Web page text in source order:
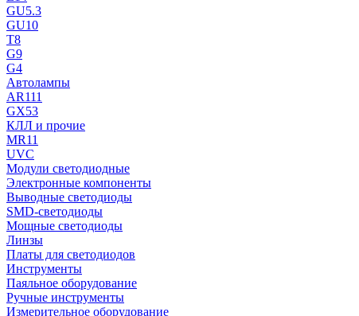
GU5.3
GU10
T8
G9
G4
Автолампы
AR111
GX53
КЛЛ и прочие
MR11
UVC
Модули светодиодные
Электронные компоненты
Выводные светодиоды
SMD-светодиоды
Мощные светодиоды
Линзы
Платы для светодиодов
Инструменты
Паяльное оборудование
Ручные инструменты
Измерительное оборудование